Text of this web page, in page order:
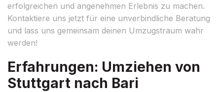
erfolgreichen und angenehmen Erlebnis zu machen.
Kontaktiere uns jetzt für eine unverbindliche Beratung
und lass uns gemeinsam deinen Umzugstraum wahr
werden!
Erfahrungen: Umziehen von
Stuttgart nach Bari